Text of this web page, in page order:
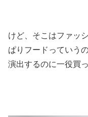
けど、そこはファッ
ぱりフードっていう
演出するのに一役買